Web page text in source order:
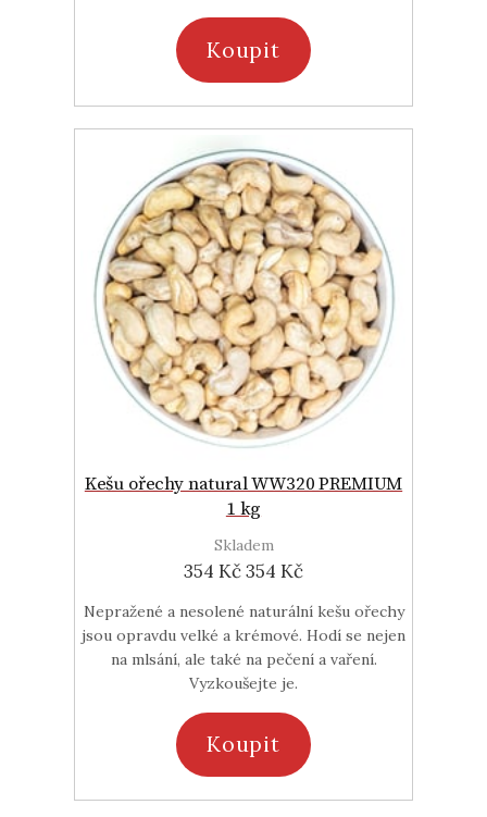
Koupit
Kešu ořechy natural WW320 PREMIUM
1 kg
Skladem
354 Kč354 Kč
Nepražené a nesolené naturální kešu ořechy
jsou opravdu velké a krémové. Hodí se nejen
na mlsání, ale také na pečení a vaření.
Vyzkoušejte je.
Koupit